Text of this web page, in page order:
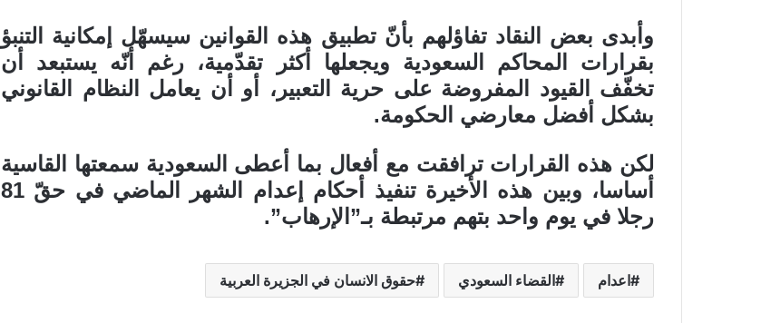
وأبدى بعض النقاد تفاؤلهم بأنّ تطبيق هذه القوانين سيسهّل إمكانية التنبؤ
بقرارات المحاكم السعودية ويجعلها أكثر تقدّمية، رغم أنّه يستبعد أن
تخفّف القيود المفروضة على حرية التعبير، أو أن يعامل النظام القانوني
بشكل أفضل معارضي الحكومة.
لكن هذه القرارات ترافقت مع أفعال بما أعطى السعودية سمعتها القاسية
أساسا، وبين هذه الأخيرة تنفيذ أحكام إعدام الشهر الماضي في حقّ 81
رجلا في يوم واحد بتهم مرتبطة بـ”الإرهاب”.
اعدام القضاء السعودي حقوق الانسان في الجزيرة العربية